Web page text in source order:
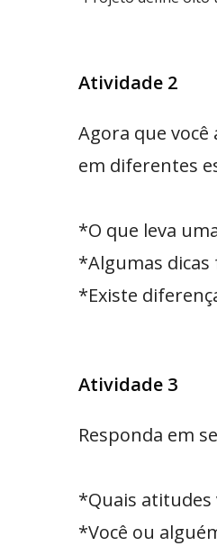
Atividade 2
Agora que
em diferentes
*O que leva
*Algumas
*Existe
Atividade 3
Responda em
*Quais atitudes
*Você ou